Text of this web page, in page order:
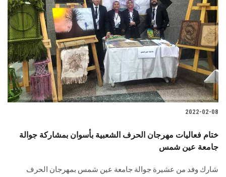
2022-02-08
ختام فعاليات مهرجان الحرف الشعبية بأسوان بمشاركة جوالة
جامعة عين شمس
شارك وفد من عشيرة جوالة جامعة عين شمس بمهرجان الحرف